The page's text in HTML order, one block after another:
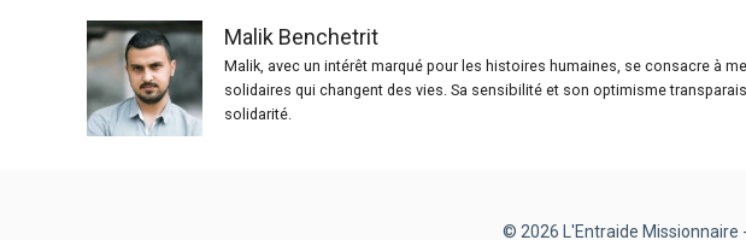
Malik Benchetrit
Malik, avec un intérêt marqué pour les histoires humaines, se consacre à
solidaires qui changent des vies. Sa sensibilité et son optimisme
solidarité.
© 2026 L'Entraide